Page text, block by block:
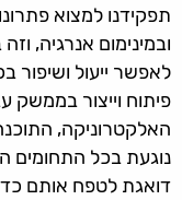
תפקידנו למצוא
לאפשר ייעול
פיתוח וייצור בממשק
האלקטרוניקה,
נוגעת בכל התחומים
דואגת לטפח אותם